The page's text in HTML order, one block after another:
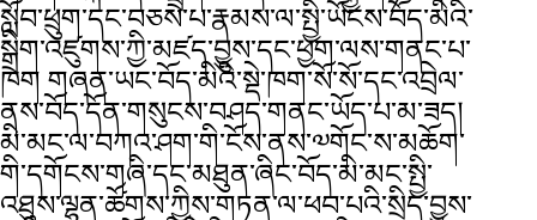
སློབ་ཕྲུག་དང་བཅས་པ་རྣམས་ལ་སྤྱི་ཡོངས་བོད་མིའི་
སྒྲིག་འཛུགས་ཀྱི་མཛད་བྱུས་དང་ཕྱག་ལས་གནང་པ་
ཁག གཞན་ཡང་བོད་མིའི་སྡེ་ཁག་སོ་སོ་དང་འབྲེལ་
ནས་བོད་དོན་གསུངས་བཤད་གནང་ཡོད་པ་མ་ཟད།
མི་མང་ལ་བཀའ་ཤག་གི་ངོས་ནས་༧གོང་ས་མཆོག་
གི་དགོངས་གཞི་དང་མཐུན་ཞིང་བོད་མི་མང་སྤྱི་
འཐུས་ལྷན་ཚོགས་ཀྱིས་གཏན་ལ་ཕབ་པའི་སྲིད་བྱུས་